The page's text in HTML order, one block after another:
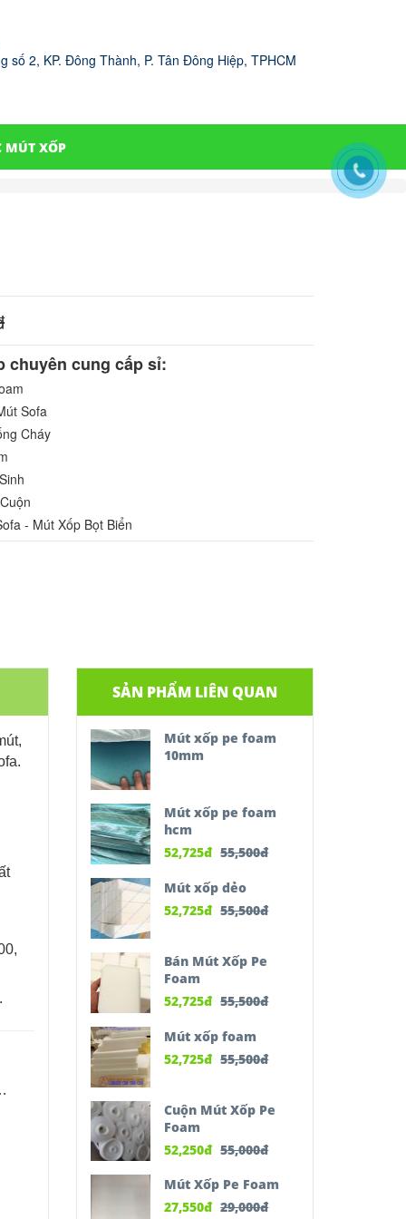
số 2, KP. Đông Thành, P. Tân Đông Hiệp, TPHCM
MÚT XỐP
chuyên cung cấp sỉ:
Sofa
Cháy
- Mút Xốp Bọt Biển
SẢN PHẨM LIÊN QUAN
Mút xốp pe foam
10mm
Mút xốp pe foam
hcm
52,725đ 55,500đ
Mút xốp dẻo
52,725đ 55,500đ
Bán Mút Xốp Pe
Foam
52,725đ 55,500đ
Mút xốp foam
52,725đ 55,500đ
Cuộn Mút Xốp Pe
Foam
52,250đ 55,000đ
Mút Xốp Pe Foam
27,550đ 29,000đ